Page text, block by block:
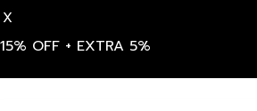
X
15% OFF + EXTRA 5%